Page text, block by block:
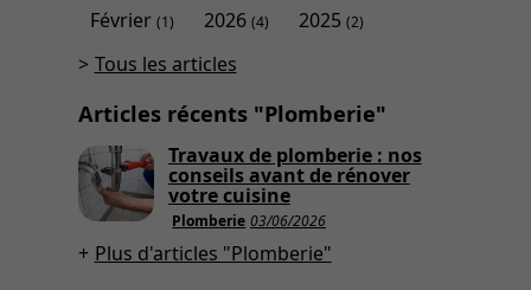
Février (1) 2026(4) 2025(2)
Tous les articles
Articles récents "Plomberie"
Plomberie 03/06/2026
Travaux de plomberie : nos
conseils avant de rénover
votre cuisine
Plus d'articles "Plomberie"